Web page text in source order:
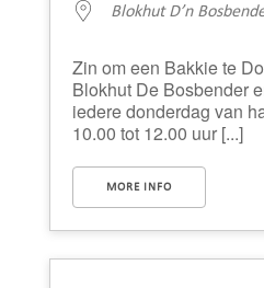
Blokhut D’n
Zin om een Bakkie te
Blokhut De Bosbender
iedere donderdag van
10.00 tot 12.00 uur [...]
MORE INFO